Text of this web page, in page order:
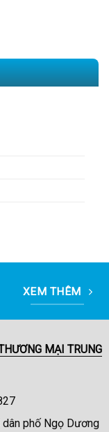
XEM THÊM
MẠI TRUNG
phố Ngọ Dương